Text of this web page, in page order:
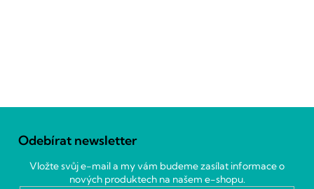
Odebírat newsletter
Vložte svůj e-mail a my vám budeme zasílat informace o
nových produktech na našem e-shopu.